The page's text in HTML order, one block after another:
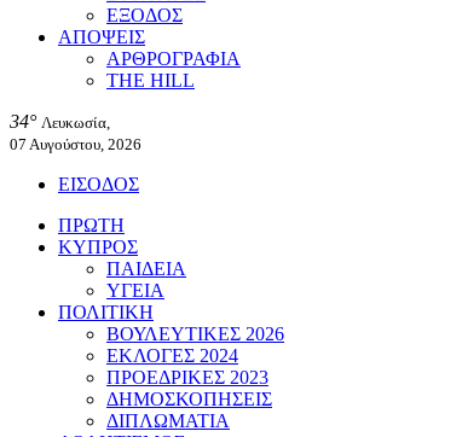
ΕΞΟΔΟΣ
ΑΠΟΨΕΙΣ
ΑΡΘΡΟΓΡΑΦΙΑ
THE HILL
34° Λευκωσία,
07 Αυγούστου, 2026
ΕΙΣΟΔΟΣ
ΠΡΩΤΗ
ΚΥΠΡΟΣ
ΠΑΙΔΕΙΑ
ΥΓΕΙΑ
ΠΟΛΙΤΙΚΗ
ΒΟΥΛΕΥΤΙΚΕΣ 2026
ΕΚΛΟΓΕΣ 2024
ΠΡΟΕΔΡΙΚΕΣ 2023
ΔΗΜΟΣΚΟΠΗΣΕΙΣ
ΔΙΠΛΩΜΑΤΙΑ